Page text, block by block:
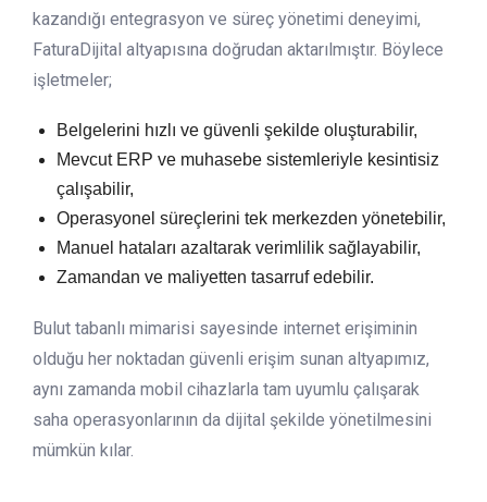
kazandığı entegrasyon ve süreç yönetimi deneyimi,
FaturaDijital altyapısına doğrudan aktarılmıştır. Böylece
işletmeler;
Belgelerini hızlı ve güvenli şekilde oluşturabilir,
Mevcut ERP ve muhasebe sistemleriyle kesintisiz
çalışabilir,
Operasyonel süreçlerini tek merkezden yönetebilir,
Manuel hataları azaltarak verimlilik sağlayabilir,
Zamandan ve maliyetten tasarruf edebilir.
Bulut tabanlı mimarisi sayesinde internet erişiminin
olduğu her noktadan güvenli erişim sunan altyapımız,
aynı zamanda mobil cihazlarla tam uyumlu çalışarak
saha operasyonlarının da dijital şekilde yönetilmesini
mümkün kılar.